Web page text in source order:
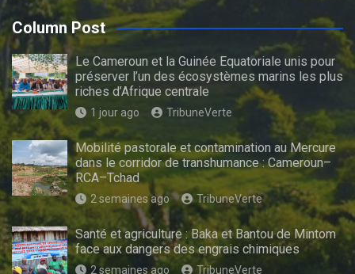
Column Post
Le Cameroun et la Guinée Equatoriale unis pour
préserver l’un des écosystèmes marins les plus
riches d’Afrique centrale
1 jour ago TribuneVerte
Mobilité pastorale et contamination au Mercure
dans le corridor de transhumance : Cameroun–
RCA–Tchad
2 semaines ago TribuneVerte
Santé et agriculture : Baka et Bantou de Mintom
face aux dangers des engrais chimiques
2 semaines ago TribuneVerte